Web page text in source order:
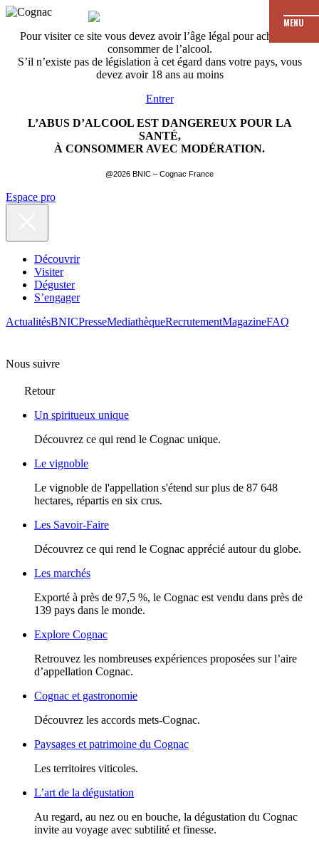
Pour visiter ce site vous devez avoir l’âge légal pour acheter et
consommer de l’alcool.
S’il n’existe pas de législation à cet égard dans votre pays, vous
devez avoir 18 ans au moins
Entrer
L’ABUS D’ALCOOL EST DANGEREUX POUR LA
SANTÉ,
À CONSOMMER AVEC MODÉRATION.
@2026 BNIC – Cognac France
MENU
Espace pro
Découvrir
Visiter
Déguster
S’engager
ActualitésBNICPresseMediathèqueRecrutementMagazineFAQ
Nous suivre
Retour
Un spiritueux unique
Découvrez ce qui rend le Cognac unique.
Le vignoble
Le vignoble de l'appellation s'étend sur plus de 87 648
hectares, répartis en six crus.
Les Savoir-Faire
Découvrez ce qui rend le Cognac apprécié autour du globe.
Les marchés
Exporté à près de 97,5 %, le Cognac est vendu dans près de
139 pays dans le monde.
Explore Cognac
Retrouvez les nombreuses expériences proposées sur l’aire
d’appellation Cognac.
Cognac et gastronomie
Découvrez les accords mets-Cognac.
Paysages et patrimoine du Cognac
Les territoires viticoles.
L’art de la dégustation
Au regard, au nez ou en bouche, la dégustation du Cognac
invite au voyage avec subtilité et finesse.